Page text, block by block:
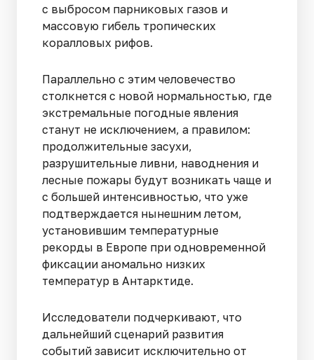
с выбросом парниковых газов и
массовую гибель тропических
коралловых рифов.
Параллельно с этим человечество
столкнется с новой нормальностью, где
экстремальные погодные явления
станут не исключением, а правилом:
продолжительные засухи,
разрушительные ливни, наводнения и
лесные пожары будут возникать чаще и
с большей интенсивностью, что уже
подтверждается нынешним летом,
установившим температурные
рекорды в Европе при одновременной
фиксации аномально низких
температур в Антарктиде.
Исследователи подчеркивают, что
дальнейший сценарий развития
событий зависит исключительно от